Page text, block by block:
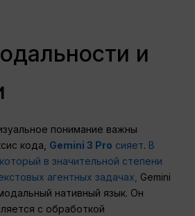
и
понимание важны
кода, Gemini 3 Pro сияет. В
в значительной степени
агентных задачах, Gemini
нативный язык. Он
с обработкой